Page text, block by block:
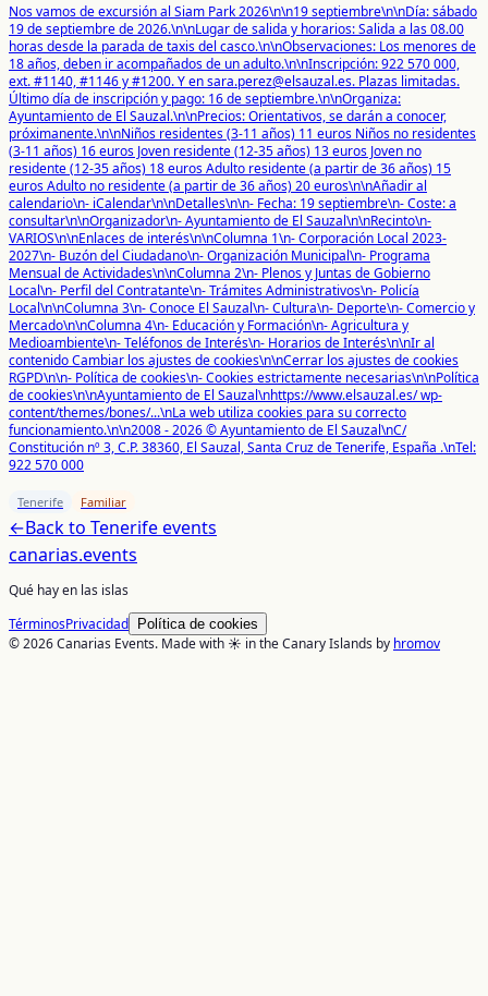
Nos vamos de excursión al Siam Park 2026\n\n19 septiembre\n\nDía: sábado
19 de septiembre de 2026.\n\nLugar de salida y horarios: Salida a las 08.00
horas desde la parada de taxis del casco.\n\nObservaciones: Los menores de
18 años, deben ir acompañados de un adulto.\n\nInscripción: 922 570 000,
ext. #1140, #1146 y #1200. Y en sara.perez@elsauzal.es. Plazas limitadas.
Último día de inscripción y pago: 16 de septiembre.\n\nOrganiza:
Ayuntamiento de El Sauzal.\n\nPrecios: Orientativos, se darán a conocer,
próximanente.\n\nNiños residentes (3-11 años) 11 euros Niños no residentes
(3-11 años) 16 euros Joven residente (12-35 años) 13 euros Joven no
residente (12-35 años) 18 euros Adulto residente (a partir de 36 años) 15
euros Adulto no residente (a partir de 36 años) 20 euros\n\nAñadir al
calendario\n- iCalendar\n\nDetalles\n\n- Fecha: 19 septiembre\n- Coste: a
consultar\n\nOrganizador\n- Ayuntamiento de El Sauzal\n\nRecinto\n-
VARIOS\n\nEnlaces de interés\n\nColumna 1\n- Corporación Local 2023-
2027\n- Buzón del Ciudadano\n- Organización Municipal\n- Programa
Mensual de Actividades\n\nColumna 2\n- Plenos y Juntas de Gobierno
Local\n- Perfil del Contratante\n- Trámites Administrativos\n- Policía
Local\n\nColumna 3\n- Conoce El Sauzal\n- Cultura\n- Deporte\n- Comercio y
Mercado\n\nColumna 4\n- Educación y Formación\n- Agricultura y
Medioambiente\n- Teléfonos de Interés\n- Horarios de Interés\n\nIr al
contenido Cambiar los ajustes de cookies\n\nCerrar los ajustes de cookies
RGPD\n\n- Política de cookies\n- Cookies estrictamente necesarias\n\nPolítica
de cookies\n\nAyuntamiento de El Sauzal\nhttps://www.elsauzal.es/ wp-
content/themes/bones/...\nLa web utiliza cookies para su correcto
funcionamiento.\n\n2008 - 2026 © Ayuntamiento de El Sauzal\nC/
Constitución nº 3, C.P. 38360, El Sauzal, Santa Cruz de Tenerife, España .\nTel:
922 570 000
Tenerife Familiar
←Back to Tenerifeevents
canarias.events
Qué hay en las islas
TérminosPrivacidad Política de cookies
© 2026 Canarias Events. Made with ☀️ in the Canary Islands by hromov